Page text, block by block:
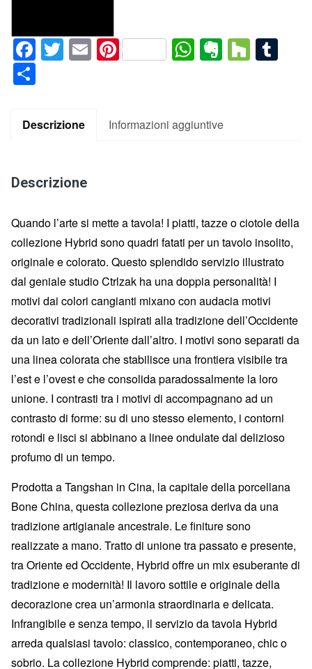
Facebook
Twitter
EmailPinterestWhatsApp
Evernote
Descrizione Informazioni aggiuntive
Descrizione
Quando l’arte si mette a tavola! I piatti, tazze o ciotole della
collezione Hybrid sono quadri fatati per un tavolo insolito,
originale e colorato. Questo splendido servizio illustrato
dal geniale studio Ctrlzak ha una doppia personalità! I
motivi dai colori cangianti mixano con audacia motivi
decorativi tradizionali ispirati alla tradizione dell’Occidente
da un lato e dell’Oriente dall’altro. I motivi sono separati da
una linea colorata che stabilisce una frontiera visibile tra
l’est e l’ovest e che consolida paradossalmente la loro
unione. I contrasti tra i motivi di accompagnano ad un
contrasto di forme: su di uno stesso elemento, i contorni
rotondi e lisci si abbinano a linee ondulate dal delizioso
profumo di un tempo.
Prodotta a Tangshan in Cina, la capitale della porcellana
Bone China, questa collezione preziosa deriva da una
tradizione artigianale ancestrale. Le finiture sono
realizzate a mano. Tratto di unione tra passato e presente,
tra Oriente ed Occidente, Hybrid offre un mix esuberante di
tradizione e modernità! Il lavoro sottile e originale della
decorazione crea un’armonia straordinaria e delicata.
Infrangibile e senza tempo, il servizio da tavola Hybrid
arreda qualsiasi tavolo: classico, contemporaneo, chic o
sobrio. La collezione Hybrid comprende: piatti, tazze,